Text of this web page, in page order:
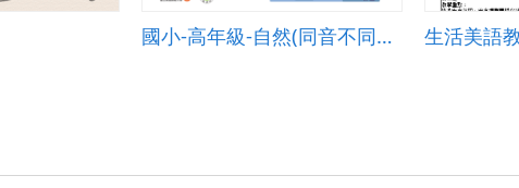
國小-高年級-自然(同音不同調的「露與霜」)-B-混成教學-台北市金華國小-曾振富校長 生活美語